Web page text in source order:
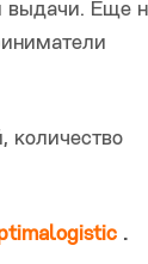
выдачи. Еще
количество
.